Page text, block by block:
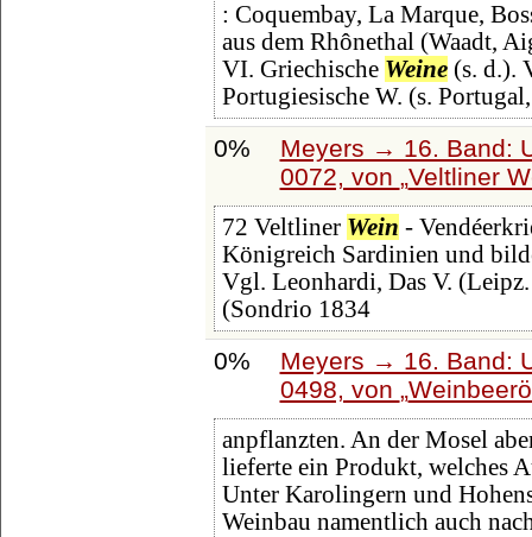
: Coquembay, La Marque,
aus dem Rhônethal (Waadt,
VI. Griechische Weine(s. d.).
Portugiesische W. (s.
0%
Meyers → 16. Band:
0072, von Veltliner
72 Veltliner Wein -
Königreich Sardinien und
Vgl. Leonhardi, Das V.
(Sondrio 1834
0%
Meyers → 16. Band:
0498, von
anpflanzten. An der Mosel
lieferte ein Produkt, welches
Unter Karolingern und
Weinbau namentlich auch